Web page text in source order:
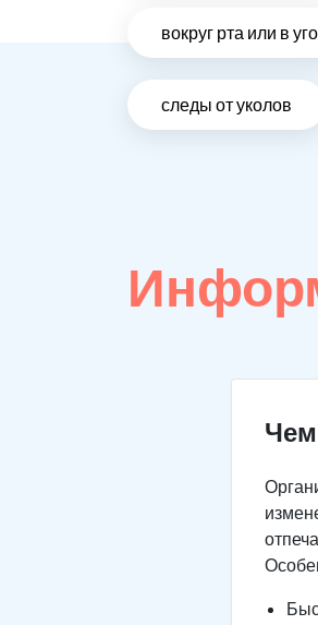
вокруг рта или в
следы от уколов